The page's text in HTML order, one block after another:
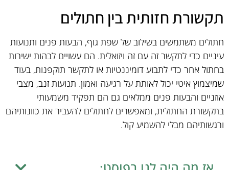
תקשורת חזותית בין חתולים
חתולים משתמשים בשילוב של שפת גוף, הבעות פנים ותנועות
עיניים כדי לתקשר זה עם זה ויזואלית. הם עשויים לבהות ישירות
בחתול אחר כדי לתבוע דומיננטיות או לתקשר תוקפנות, בעוד
שמיצמוץ איטי יכול לאותת על רגיעה ואמון. תנועות זנב, מצבי
אוזניים והבעות פנים ממלאים גם הם תפקיד משמעותי
בתקשורת החתולית, ומאפשרים לחתולים להעביר את כוונותיהם
ורגשותיהם מבלי להשמיע קול.